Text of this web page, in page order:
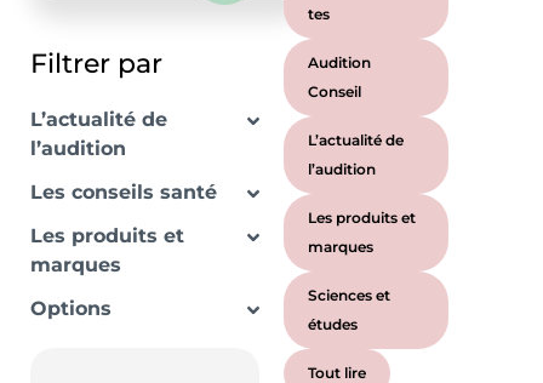
Filtrer par
L’actualité de
l’audition
Les conseils santé
Les produits et
marques
Options
tes
Audition
Conseil
L’actualité de
l’audition
Les produits et
marques
Sciences et
études
Tout lire